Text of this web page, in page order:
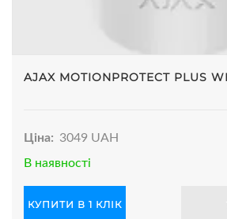
AJAX MOTIONPROTECT PLUS
Ціна: 3049 UAH
В наявності
КУПИТИ В 1 КЛІК